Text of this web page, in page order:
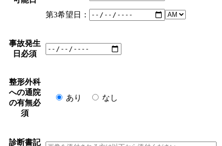
第3希望日：
事故発生
日 必須
整形外科
への通院
の有無必
須
あり なし
診断書記